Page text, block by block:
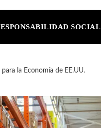
SOCIAL
la Economía de EE.UU.